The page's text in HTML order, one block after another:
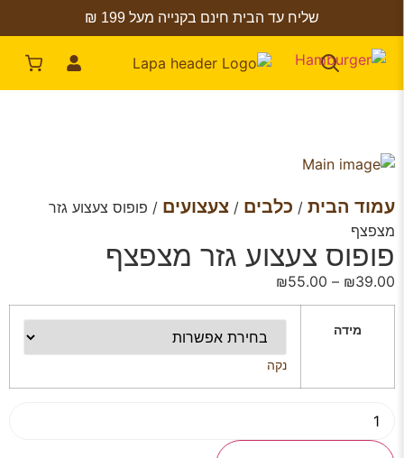
שליח עד הבית חינם בקנייה מעל 199 ₪
עמוד הבית / כלבים / צעצועים / פופוס צעצוע גזר
מצפצף
פופוס צעצוע גזר מצפצף
₪39.00
–
₪55.00
מידה
נקה